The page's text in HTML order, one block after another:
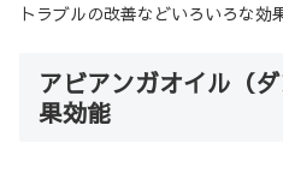
トラブルの改善などいろいろな効
アビアンガオイル（
果効能